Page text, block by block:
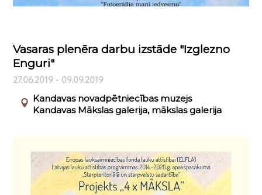
Vasaras plenēra darbu izstāde "Izglezno
Enguri"
27.06.2019 - 09.09.2019
Kandavas novadpētniecības muzejs
Kandavas Mākslas galerija, mākslas galerija